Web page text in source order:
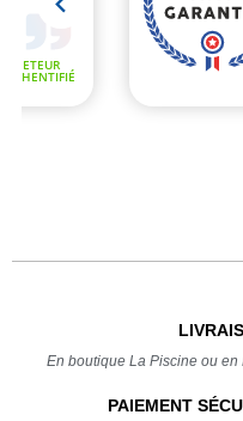
En boutique La Piscine ou
PAIEMENT